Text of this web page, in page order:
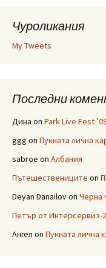
Чуроликания
My Tweets
Последни
Дина on Park Live Fest
ggg on Пукната лична
sabroe on Албания
Пътешествениците on
Deyan Danailovon Черна
Петър от Интерсервиз-
Ангел on Пукната лична